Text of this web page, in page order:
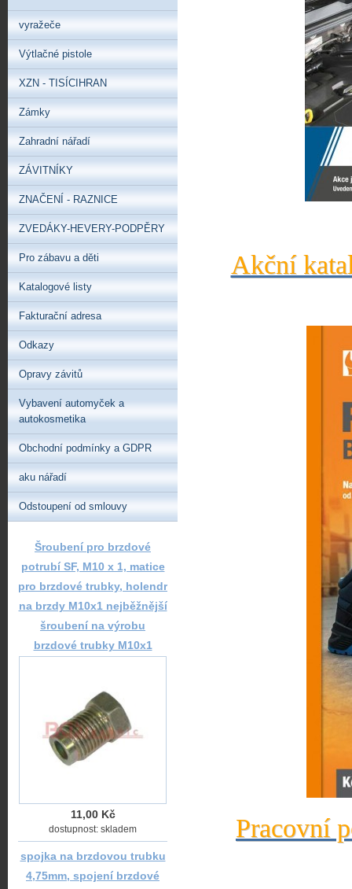
Akční
Pracovní
vyražeče
Výtlačné pistole
XZN - TISÍCIHRAN
Zámky
Zahradní nářadí
ZÁVITNÍKY
ZNAČENÍ - RAZNICE
ZVEDÁKY-HEVERY-PODPĚRY
Pro zábavu a děti
Katalogové listy
Fakturační adresa
Odkazy
Opravy závitů
Vybavení automyček a
autokosmetika
Obchodní podmínky a GDPR
aku nářadí
Odstoupení od smlouvy
Šroubení pro brzdové
potrubí SF, M10 x 1, matice
pro brzdové trubky, holendr
na brzdy M10x1 nejběžnější
šroubení na výrobu
brzdové trubky M10x1
11,00 Kč
dostupnost: skladem
spojka na brzdovou trubku
4,75mm, spojení brzdové